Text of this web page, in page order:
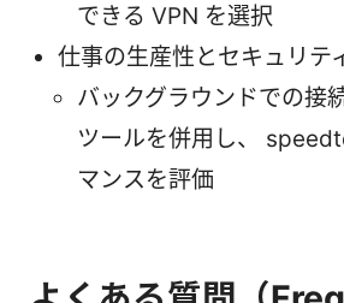
できる VPN を選択
仕事の生産性とセキュリテ
バックグラウンドでの接
ツールを併用し、
マンスを評価